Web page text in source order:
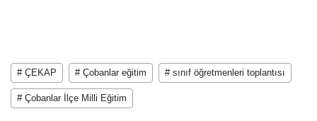
# ÇEKAP # Çobanlar eğitim # sınıf öğretmenleri toplantısı
# Çobanlar İlçe Milli Eğitim